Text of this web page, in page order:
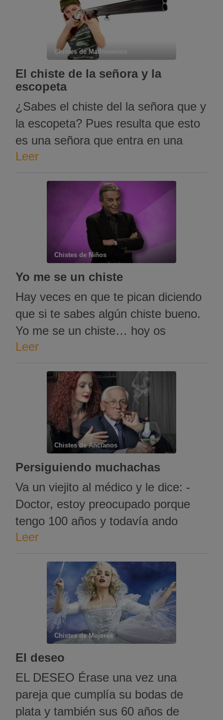
Chistes de Matrimonios
El chiste de la señora y la
escopeta
¿Sabes el chiste del la señora que y
la escopeta? Pues resulta que esto
es una señora que entra en una
tienda de caza y pregunta: –
escopeta. Es para mi marido…
¿sabe? El vendedor se queda
mirando a la mujer y responde: – …
Leer
Chistes de Niños
Yo me se un chiste
Hay veces en que te pican diciendo
que si te sabes algún chiste bueno.
Yo me se un chiste… hoy os
dejamos un par de buenos chistes
Vieira Dale al play para escuchar el
Leer
Chistes de Ancianos
Persiguiendo muchachas
Va un viejito al médico y le dice: -
Doctor, estoy preocupado porque
tengo 100 años y todavía ando
persiguiendo muchachas. -Pues eso
dígame en qué quiere que le ayude,
qué es lo que le preocupa de eso. -
Pues que las ando persiguiendo
pero …
Leer
Chistes de Mujeres
El deseo
EL DESEO Érase una vez una
pareja que cumplía su bodas de
plata y también sus 60 años de